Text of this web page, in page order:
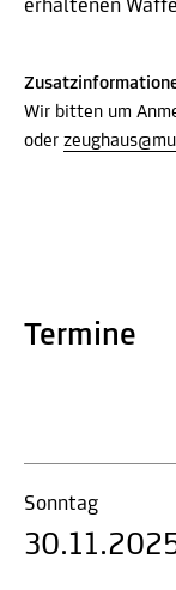
erhaltenen
Wir bitten um
oder
Termine
Sonntag